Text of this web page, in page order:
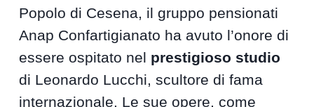
Popolo di Cesena, il gruppo pensionati
Anap Confartigianato ha avuto l’onore di
essere ospitato nel prestigioso studio
di Leonardo Lucchi, scultore di fama
internazionale. Le sue opere, come